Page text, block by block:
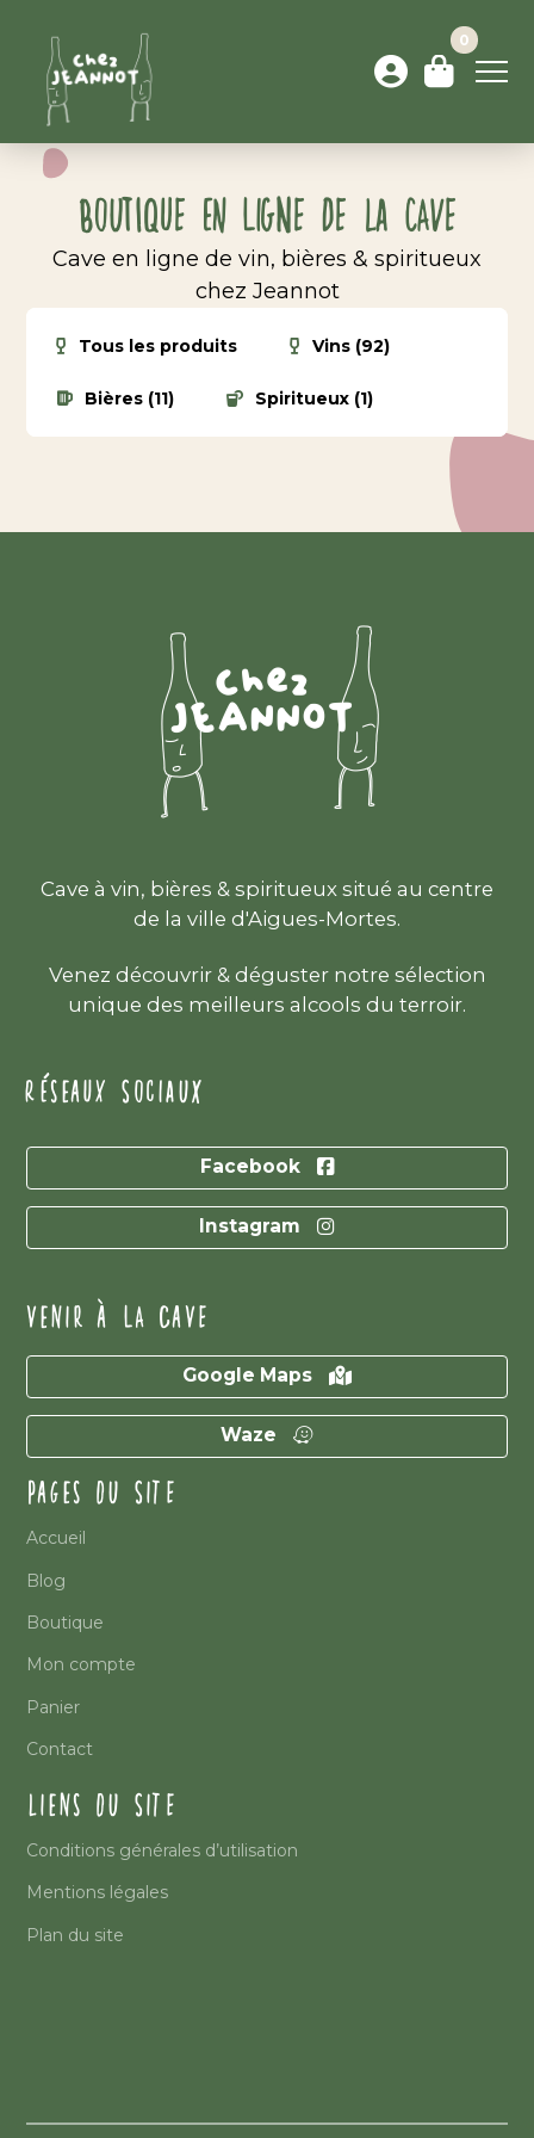
0
Boutique en ligne de la cave
Cave en ligne de vin, bières & spiritueux
chez Jeannot
Tous les produits Vins (92)
Bières (11) Spiritueux (1)
Cave à vin, bières & spiritueux situé au centre
de la ville d'Aigues-Mortes.
Venez découvrir & déguster notre sélection
unique des meilleurs alcools du terroir.
RÉSEAUX SOCIAUX
Facebook
Instagram
VENIR À LA CAVE
Google Maps
Waze
PAGES DU SITE
Accueil
Blog
Boutique
Mon compte
Panier
Contact
LIENS DU SITE
Conditions générales d’utilisation
Mentions légales
Plan du site